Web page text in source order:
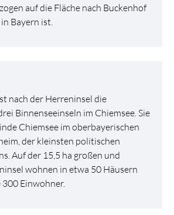
auf die Fläche nach Buckenhof
Bayern ist.
nach der Herreninsel die
Binnenseeinseln im Chiemsee. Sie
Chiemsee im oberbayerischen
der kleinsten politischen
Auf der 15,5 ha großen und
wohnen in etwa 50 Häusern
Einwohner.